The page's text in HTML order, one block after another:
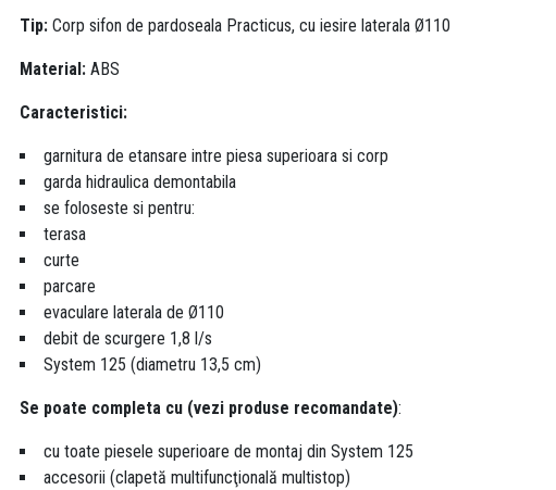
Tip: Corp sifon de pardoseala Practicus, cu iesire laterala Ø110
Material: ABS
Caracteristici:
garnitura de etansare intre piesa superioara si corp
garda hidraulica demontabila
se foloseste si pentru:
terasa
curte
parcare
evaculare laterala de Ø110
debit de scurgere 1,8 l/s
System 125 (diametru 13,5 cm)
Se poate completa cu (vezi produse recomandate):
cu toate piesele superioare de montaj din System 125
accesorii (clapetă multifuncţională multistop)